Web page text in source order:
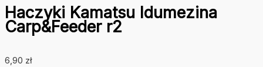
Haczyki Kamatsu Idumezina
Carp&Feeder r2
6,90 zł